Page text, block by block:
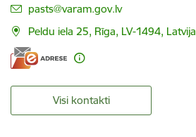
E-pasts:
pasts@varam.gov.lv
Peldu iela 25, Rīga, LV-1494, Latvija
Visi kontakti